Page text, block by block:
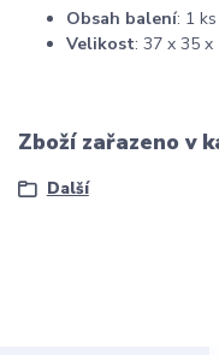
Obsah balení: 1
Velikost: 37 x 35 x
Zboží zařazeno v
Další